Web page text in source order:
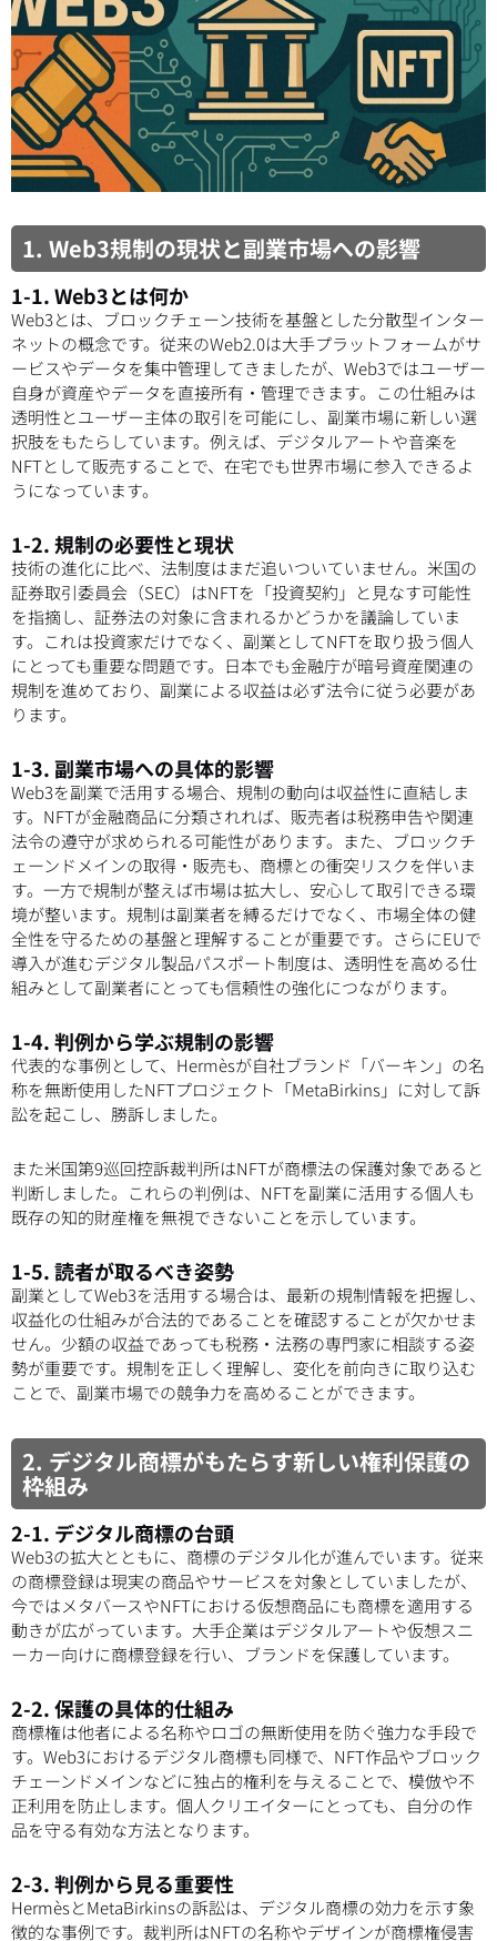
1. Web3規制の現状と副業市場への影響
1-1. Web3とは何か
Web3とは、ブロックチェーン技術を基盤とした分散型インター
ネットの概念です。従来のWeb2.0は大手プラットフォームがサ
ービスやデータを集中管理してきましたが、Web3ではユーザー
自身が資産やデータを直接所有・管理できます。この仕組みは
透明性とユーザー主体の取引を可能にし、副業市場に新しい選
択肢をもたらしています。例えば、デジタルアートや音楽を
NFTとして販売することで、在宅でも世界市場に参入できるよ
うになっています。
1-2. 規制の必要性と現状
技術の進化に比べ、法制度はまだ追いついていません。米国の
証券取引委員会（SEC）はNFTを「投資契約」と見なす可能性
を指摘し、証券法の対象に含まれるかどうかを議論していま
す。これは投資家だけでなく、副業としてNFTを取り扱う個人
にとっても重要な問題です。日本でも金融庁が暗号資産関連の
規制を進めており、副業による収益は必ず法令に従う必要があ
ります。
1-3. 副業市場への具体的影響
Web3を副業で活用する場合、規制の動向は収益性に直結しま
す。NFTが金融商品に分類されれば、販売者は税務申告や関連
法令の遵守が求められる可能性があります。また、ブロックチ
ェーンドメインの取得・販売も、商標との衝突リスクを伴いま
す。一方で規制が整えば市場は拡大し、安心して取引できる環
境が整います。規制は副業者を縛るだけでなく、市場全体の健
全性を守るための基盤と理解することが重要です。さらにEUで
導入が進むデジタル製品パスポート制度は、透明性を高める仕
組みとして副業者にとっても信頼性の強化につながります。
1-4. 判例から学ぶ規制の影響
代表的な事例として、Hermèsが自社ブランド「バーキン」の名
称を無断使用したNFTプロジェクト「MetaBirkins」に対して訴
訟を起こし、勝訴しました。
また米国第9巡回控訴裁判所はNFTが商標法の保護対象であると
判断しました。これらの判例は、NFTを副業に活用する個人も
既存の知的財産権を無視できないことを示しています。
1-5. 読者が取るべき姿勢
副業としてWeb3を活用する場合は、最新の規制情報を把握し、
収益化の仕組みが合法的であることを確認することが欠かせま
せん。少額の収益であっても税務・法務の専門家に相談する姿
勢が重要です。規制を正しく理解し、変化を前向きに取り込む
ことで、副業市場での競争力を高めることができます。
2. デジタル商標がもたらす新しい権利保護の
枠組み
2-1. デジタル商標の台頭
Web3の拡大とともに、商標のデジタル化が進んでいます。従来
の商標登録は現実の商品やサービスを対象としていましたが、
今ではメタバースやNFTにおける仮想商品にも商標を適用する
動きが広がっています。大手企業はデジタルアートや仮想スニ
ーカー向けに商標登録を行い、ブランドを保護しています。
2-2. 保護の具体的仕組み
商標権は他者による名称やロゴの無断使用を防ぐ強力な手段で
す。Web3におけるデジタル商標も同様で、NFT作品やブロック
チェーンドメインなどに独占的権利を与えることで、模倣や不
正利用を防止します。個人クリエイターにとっても、自分の作
品を守る有効な方法となります。
2-3. 判例から見る重要性
HermèsとMetaBirkinsの訴訟は、デジタル商標の効力を示す象
徴的な事例です。裁判所はNFTの名称やデザインが商標権侵害